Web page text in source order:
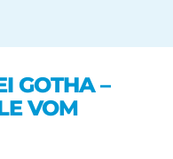
GOTHA –
VOM